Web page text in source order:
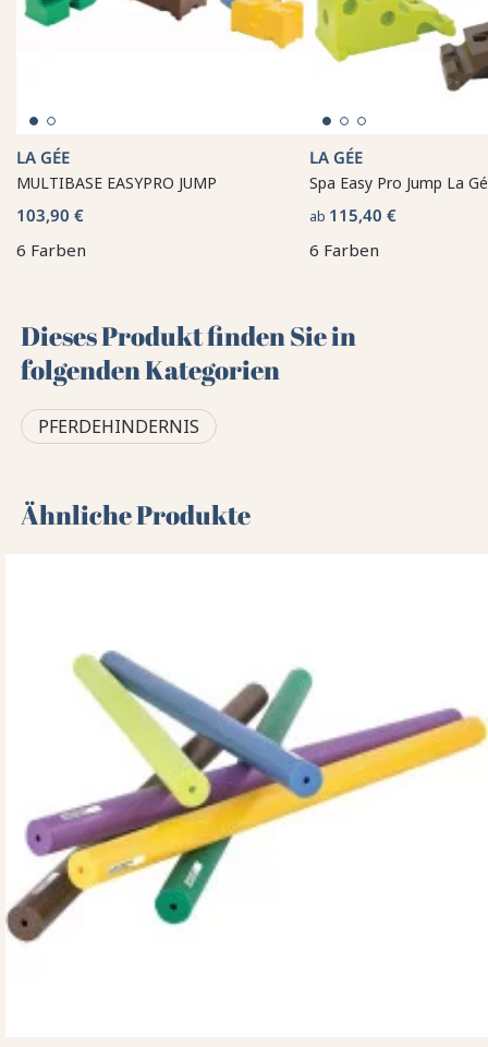
LA GÉE
MULTIBASE EASYPRO JUMP
103,90 €
6 Farben
LA GÉE
Spa Easy Pro Jump La
ab 115,40 €
6 Farben
Dieses Produkt finden Sie in
folgenden Kategorien
PFERDEHINDERNIS
Ähnliche Produkte